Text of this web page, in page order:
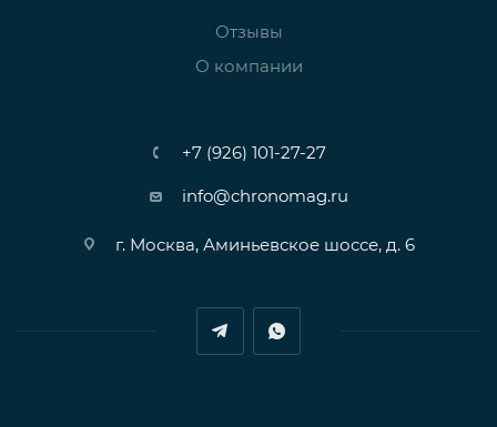
Отзывы
О компании
+7 (926) 101-27-27
info@chronomag.ru
г. Москва, Аминьевское шоссе, д. 6